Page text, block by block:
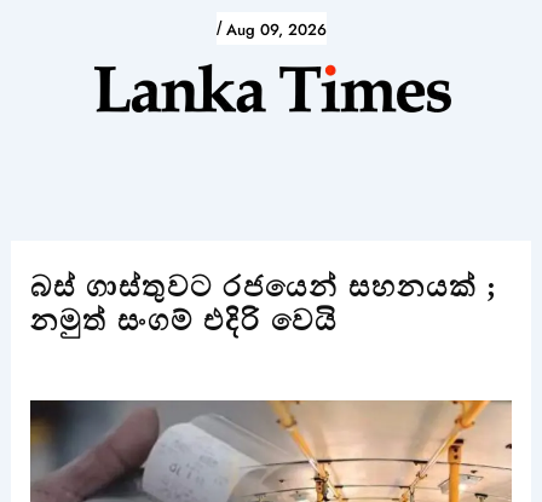
/ Aug 09, 2026
බස් ගාස්තුවට රජයෙන් සහනයක් ;
නමුත් සංගම් එදිරි වෙයි